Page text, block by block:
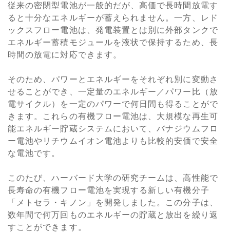
従来の密閉型電池が一般的だが、高価で長時間放電す
ると十分なエネルギーが蓄えられません。一方、レド
ックスフロー電池は、発電装置とは別に外部タンクで
エネルギー蓄積モジュールを液状で保持するため、長
時間の放電に対応できます。
そのため、パワーとエネルギーをそれぞれ別に変動さ
せることができ、一定量のエネルギー／パワー比（放
電サイクル）を一定のパワーで何日間も得ることがで
きます。これらの有機フロー電池は、大規模な再生可
能エネルギー貯蔵システムにおいて、バナジウムフロ
ー電池やリチウムイオン電池よりも比較的安価で安全
な電池です。
このたび、ハーバード大学の研究チームは、高性能で
長寿命の有機フロー電池を実現する新しい有機分子
「メトセラ・キノン」を開発しました。この分子は、
数年間で何万回ものエネルギーの貯蔵と放出を繰り返
すことができます。